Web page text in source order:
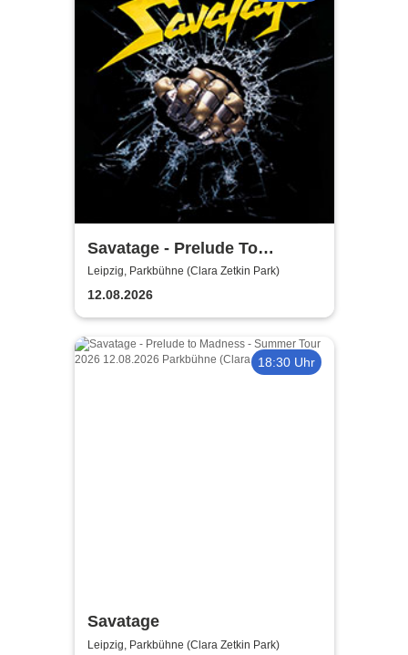
Savatage - Prelude To
Madness - Summer Tour 2026
Leipzig, Parkbühne (Clara Zetkin Park)
12.08.2026
18:30 Uhr
Savatage
Leipzig, Parkbühne (Clara Zetkin Park)